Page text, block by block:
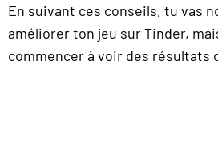
En suivant ces conseils, tu vas
améliorer ton jeu sur Tinder,
commencer à voir des résultats